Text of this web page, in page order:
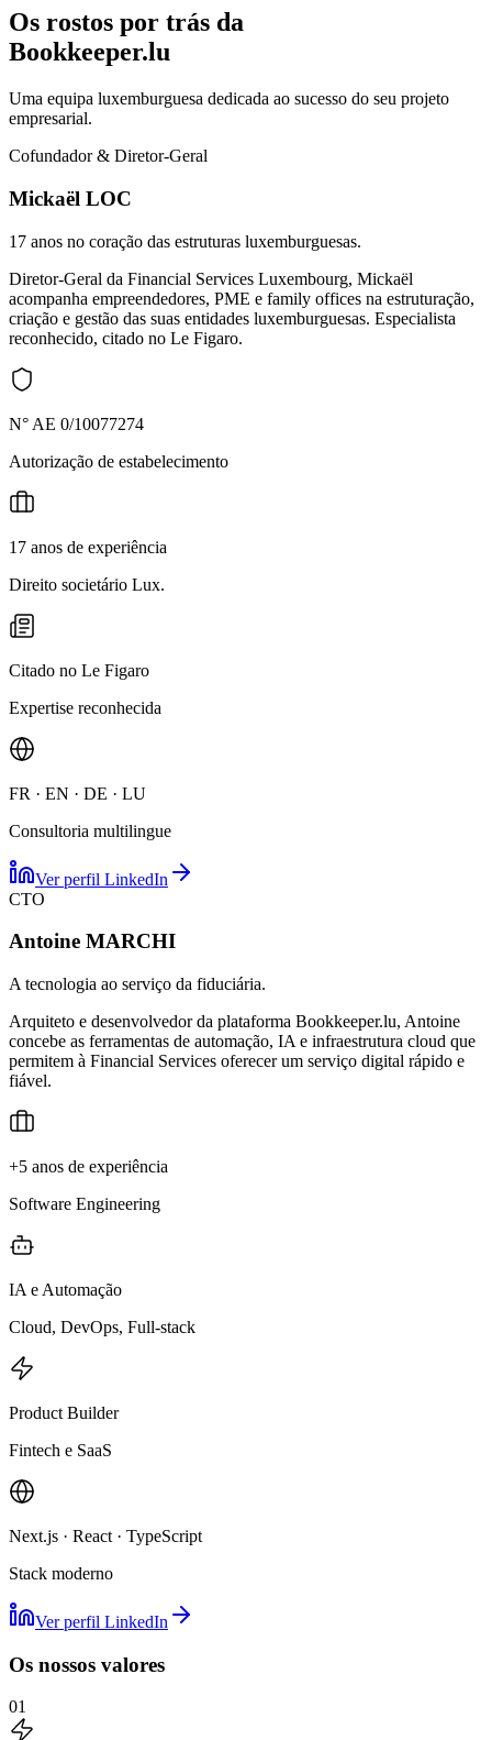
Os rostos por trás da
Bookkeeper.lu
Uma equipa luxemburguesa dedicada ao sucesso do seu projeto
empresarial.
Cofundador & Diretor-Geral
Mickaël LOC
17 anos no coração das estruturas luxemburguesas.
Diretor-Geral da Financial Services Luxembourg, Mickaël
acompanha empreendedores, PME e family offices na estruturação,
criação e gestão das suas entidades luxemburguesas. Especialista
reconhecido, citado no Le Figaro.
N° AE 0/10077274
Autorização de estabelecimento
17 anos de experiência
Direito societário Lux.
Citado no Le Figaro
Expertise reconhecida
FR · EN · DE · LU
Consultoria multilingue
Ver perfil LinkedIn
CTO
Antoine MARCHI
A tecnologia ao serviço da fiduciária.
Arquiteto e desenvolvedor da plataforma Bookkeeper.lu, Antoine
concebe as ferramentas de automação, IA e infraestrutura cloud que
permitem à Financial Services oferecer um serviço digital rápido e
fiável.
+5 anos de experiência
Software Engineering
IA e Automação
Cloud, DevOps, Full-stack
Product Builder
Fintech e SaaS
Next.js · React · TypeScript
Stack moderno
Ver perfil LinkedIn
Os nossos valores
01